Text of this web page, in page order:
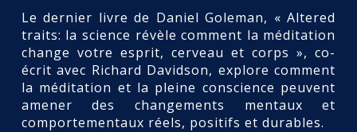
Le dernier livre de Daniel Goleman, « Altered
traits: la science révèle comment la méditation
change votre esprit, cerveau et corps », co-
écrit avec Richard Davidson, explore comment
la méditation et la pleine conscience peuvent
amener des changements mentaux et
comportementaux réels, positifs et durables.